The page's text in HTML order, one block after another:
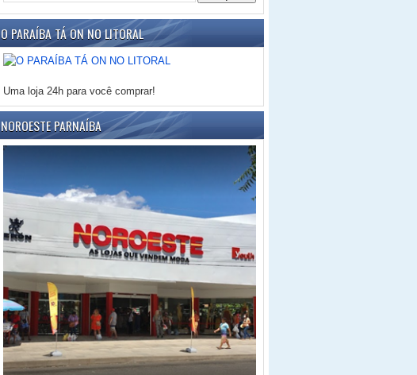
O PARAÍBA TÁ ON NO LITORAL
Uma loja 24h para você comprar!
NOROESTE PARNAÍBA